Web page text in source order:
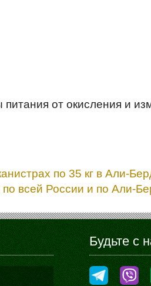
от окисления и
по 35 кг в Али-
всей России и по Али-
Будьте с